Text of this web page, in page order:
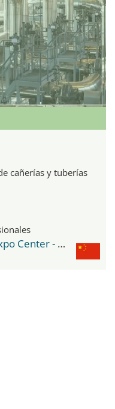
cañerías y tuberías
Shanghai New International Expo Center - SNIEC